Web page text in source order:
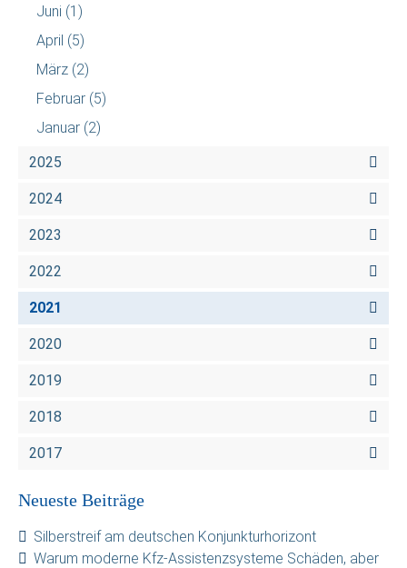
Juni (1)
April (5)
März (2)
Februar (5)
Januar (2)
2025
2024
2023
2022
2021
2020
2019
2018
2017
Neueste Beiträge
Silberstreif am deutschen Konjunkturhorizont
Warum moderne Kfz-Assistenzsysteme Schäden, aber